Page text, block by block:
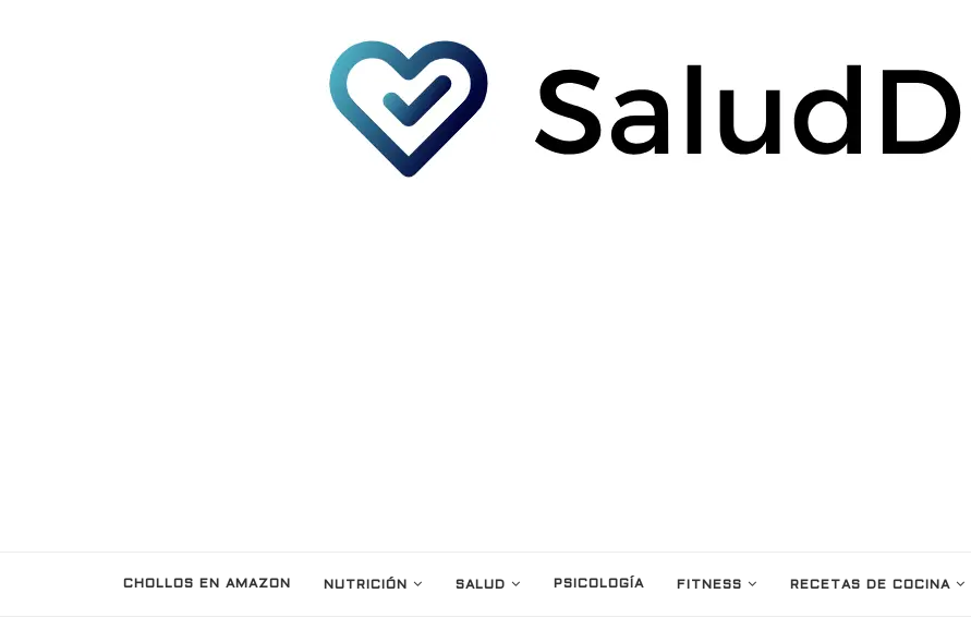
CHOLLOS EN AMAZON NUTRICIÓN SALUD PSICOLOGÍA FITNESS RECETAS DE COCINA